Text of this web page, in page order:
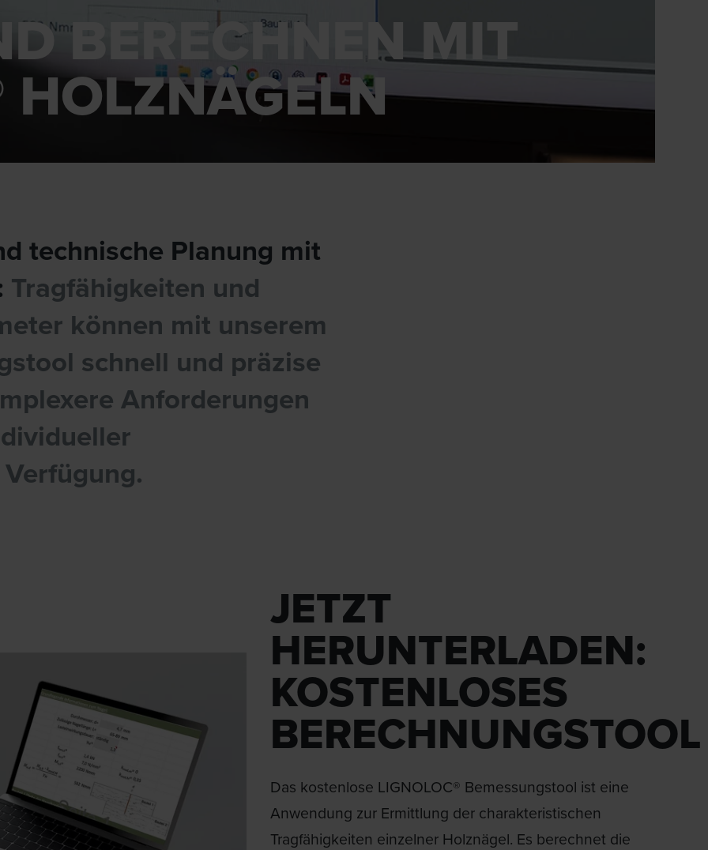
BERECHNEN MIT
HOLZNÄGELN
technische Planung mit
Tragfähigkeiten und
können mit unserem
schnell und präzise
Anforderungen
JETZT
HERUNTERLADEN:
KOSTENLOSES
BERECHNUNGSTOOL
Das kostenlose LIGNOLOC® Bemessungstool ist eine
Anwendung zur Ermittlung der charakteristischen
Tragfähigkeiten einzelner Holznägel. Es berechnet die